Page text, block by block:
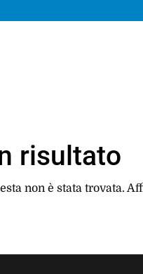
risultato
non è stata trovata.